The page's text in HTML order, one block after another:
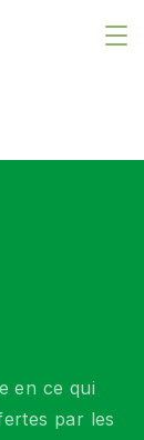
en ce qui
par les